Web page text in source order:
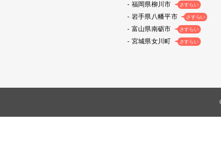
福岡県柳川市 さすらい
岩手県八幡平市 さすらい
富山県南砺市 さすらい
宮城県女川町 さすらい